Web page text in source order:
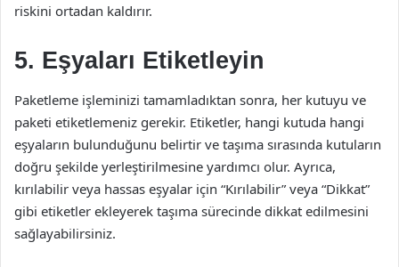
riskini ortadan kaldırır.
5. Eşyaları Etiketleyin
Paketleme işleminizi tamamladıktan sonra, her kutuyu ve
paketi etiketlemeniz gerekir. Etiketler, hangi kutuda hangi
eşyaların bulunduğunu belirtir ve taşıma sırasında kutuların
doğru şekilde yerleştirilmesine yardımcı olur. Ayrıca,
kırılabilir veya hassas eşyalar için “Kırılabilir” veya “Dikkat”
gibi etiketler ekleyerek taşıma sürecinde dikkat edilmesini
sağlayabilirsiniz.